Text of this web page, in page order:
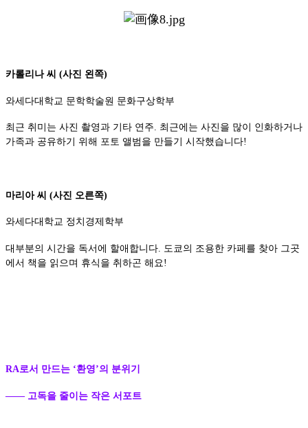
카롤리나 씨 (사진 왼쪽)
와세다대학교 문학학술원 문화구상학부
최근 취미는 사진 촬영과 기타 연주. 최근에는 사진을 많이 인화하거나
가족과 공유하기 위해 포토 앨범을 만들기 시작했습니다!
마리아 씨 (사진 오른쪽)
와세다대학교 정치경제학부
대부분의 시간을 독서에 할애합니다. 도쿄의 조용한 카페를 찾아 그곳
에서 책을 읽으며 휴식을 취하곤 해요!
RA로서 만드는 ‘환영’의 분위기
—— 고독을 줄이는 작은 서포트